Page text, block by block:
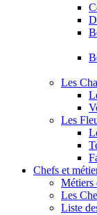
Les
Les
Chefs et
Métiers
Les
Liste